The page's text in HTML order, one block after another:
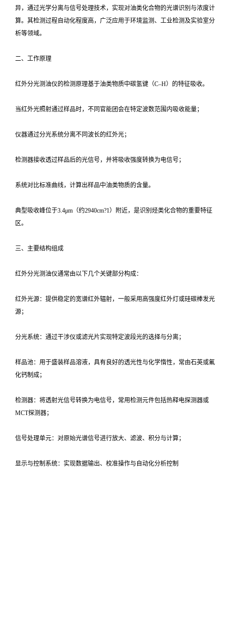
异，通过光学分离与信号处理技术，实现对油类化合物的光谱识别与浓度计
算。其检测过程自动化程度高，广泛应用于环境监测、工业检测及实验室分
析等领域。
二、工作原理
红外分光测油仪的检测原理基于油类物质中碳氢键（C–H）的特征吸收。
当红外光照射通过样品时，不同官能团会在特定波数范围内吸收能量；
仪器通过分光系统分离不同波长的红外光；
检测器接收透过样品后的光信号，并将吸收强度转换为电信号；
系统对比标准曲线，计算出样品中油类物质的含量。
典型吸收峰位于3.4μm（约2940cm?1）附近，是识别烃类化合物的重要特征
区。
三、主要结构组成
红外分光测油仪通常由以下几个关键部分构成：
红外光源：提供稳定的宽谱红外辐射，一般采用高强度红外灯或硅碳棒发光
源；
分光系统：通过干涉仪或滤光片实现特定波段光的选择与分离；
样品池：用于盛装样品溶液，具有良好的透光性与化学惰性，常由石英或氟
化钙制成；
检测器：将透射光信号转换为电信号，常用检测元件包括热释电探测器或
MCT探测器；
信号处理单元：对原始光谱信号进行放大、滤波、积分与计算；
显示与控制系统：实现数据输出、校准操作与自动化分析控制